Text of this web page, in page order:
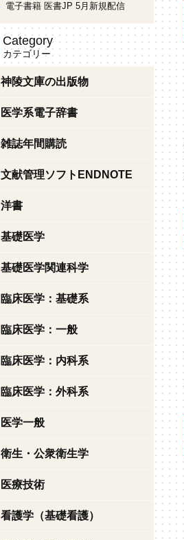
電子書籍 医書JP 5月新規配信
Category
カテゴリー
神陵文庫の出版物
医学系電子辞書
雑誌年間購読
文献管理ソフトENDNOTE
洋書
基礎医学
基礎医学関連科学
臨床医学：基礎系
臨床医学：一般
臨床医学：内科系
臨床医学：外科系
医学一般
衛生・公衆衛生学
医療技術
看護学（基礎看護）